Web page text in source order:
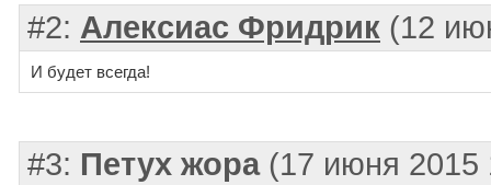
#2: Алексиас Фридрик (12
И будет всегда!
#3: Петух жора(17 июня 2015